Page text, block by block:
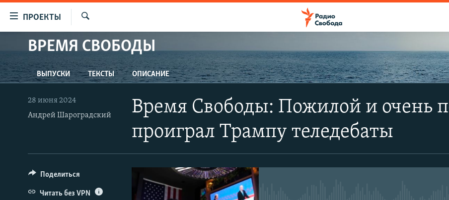
упрощенного
Вернуться
к
основному
содержанию
Вернутся
ПРОЕКТЫ
ПРОГРАММЫ
ПОДКАСТЫ
АВТОРСКИЕ ПРОЕКТЫ
ЦИТАТЫ СВОБОДЫ
МНЕНИЯ
IDEL.РЕАЛИИ
КАВКАЗ.РЕАЛИИ
СЕВЕР.РЕАЛИИ
ВРЕМЯ СВОБОДЫ
Apple Podcasts
ВЫПУСКИ ТЕКСТЫ ОПИСАНИЕ
Время Свободы: Пожилой и очень
проиграл Трампу теледебаты
28 июня 2024
Андрей Шароградский
Поделиться
Читать без VPN